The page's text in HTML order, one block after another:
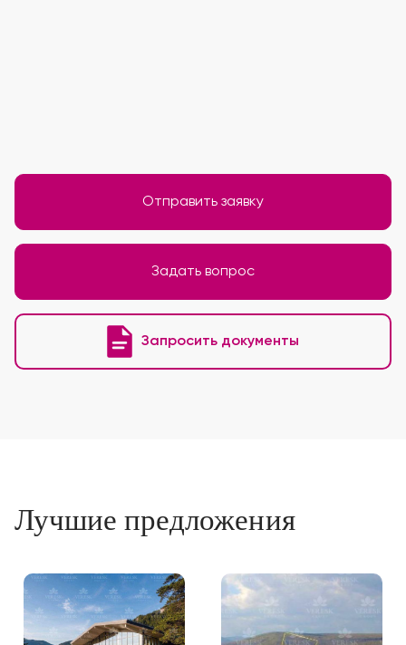
Отправить заявку
Задать вопрос
Запросить документы
Лучшие предложения